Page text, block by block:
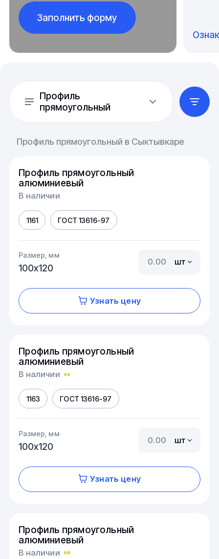
Заполнить форму
Профиль
прямоугольный
Профиль прямоугольный в Сыктывкаре
Профиль прямоугольный
алюминиевый
В наличии
1161 ГОСТ 13616-97
Размер, мм
100х120
шт
Узнать цену
Профиль прямоугольный
алюминиевый
В наличии
1163 ГОСТ 13616-97
Размер, мм
100х120
шт
Узнать цену
Профиль прямоугольный
алюминиевый
В наличии